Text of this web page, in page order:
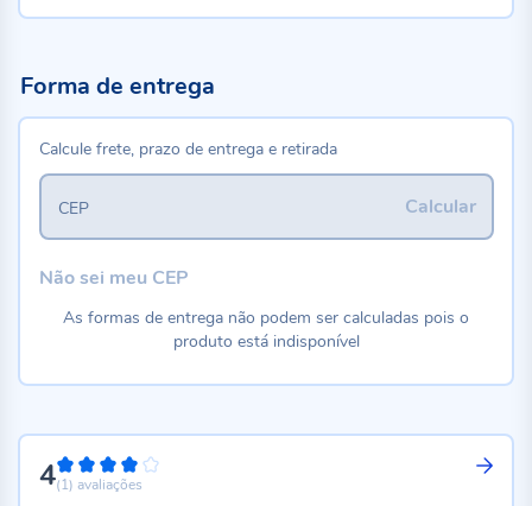
480%
(1) avaliações
Forma de entrega
Calcule frete, prazo de entrega e retirada
Calcular
CEP
Não sei meu CEP
As formas de entrega não podem ser calculadas pois o
produto está indisponível